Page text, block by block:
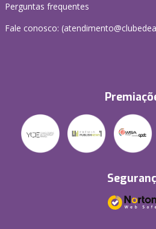
Perguntas frequentes
Fale conosco: